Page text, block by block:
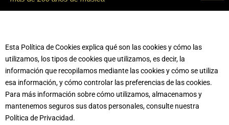
Esta Política de Cookies explica qué son las cookies y cómo las
utilizamos, los tipos de cookies que utilizamos, es decir, la
información que recopilamos mediante las cookies y cómo se utiliza
esa información, y cómo controlar las preferencias de las cookies.
Para más información sobre cómo utilizamos, almacenamos y
mantenemos seguros sus datos personales, consulte nuestra
Política de Privacidad.